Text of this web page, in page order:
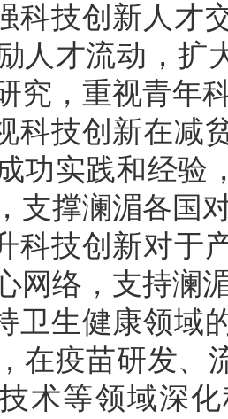
科技创新人才
人才流动，扩
究，重视青年
科技创新在减
功实践和经验
支撑澜湄各国
科技创新对于
网络，支持澜
卫生健康领域
在疫苗研发、
术等领域深